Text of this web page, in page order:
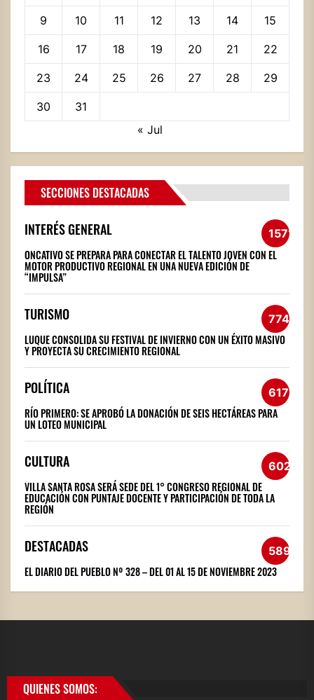
9 10 11 12 13 14 15
16 17 18 19 20 21 22
23 24 25 26 27 28 29
30
31
« Jul
SECCIONES DESTACADAS
INTERÉS GENERAL 1571
ONCATIVO SE PREPARA PARA CONECTAR EL TALENTO JOVEN CON EL
MOTOR PRODUCTIVO REGIONAL EN UNA NUEVA EDICIÓN DE
“IMPULSA”
TURISMO 774
LUQUE CONSOLIDA SU FESTIVAL DE INVIERNO CON UN ÉXITO MASIVO
Y PROYECTA SU CRECIMIENTO REGIONAL
POLÍTICA 617
RÍO PRIMERO: SE APROBÓ LA DONACIÓN DE SEIS HECTÁREAS PARA
UN LOTEO MUNICIPAL
CULTURA 602
VILLA SANTA ROSA SERÁ SEDE DEL 1° CONGRESO REGIONAL DE
EDUCACIÓN CON PUNTAJE DOCENTE Y PARTICIPACIÓN DE TODA LA
REGIÓN
DESTACADAS 589
EL DIARIO DEL PUEBLO Nº 328 – DEL 01 AL 15 DE NOVIEMBRE 2023
QUIENES SOMOS: